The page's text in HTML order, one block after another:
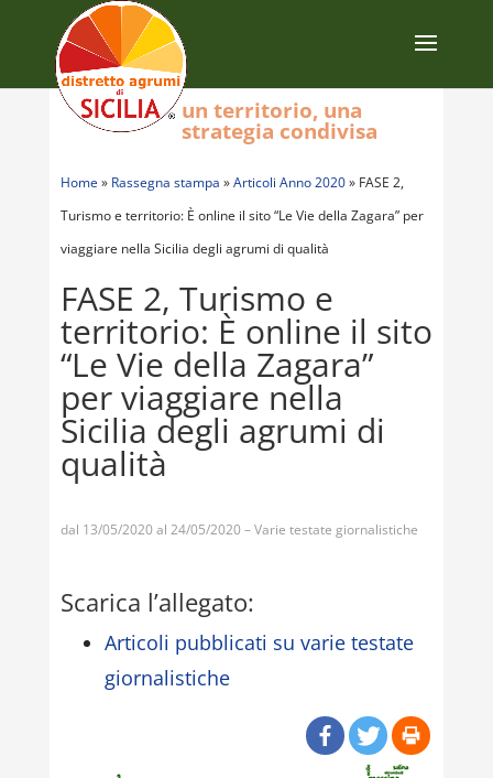
Home » Rassegna stampa »Articoli Anno 2020» FASE 2,
Turismo e territorio: È online il sito “Le Vie della Zagara” per
viaggiare nella Sicilia degli agrumi di qualità
FASE 2, Turismo e
territorio: È online il sito
“Le Vie della Zagara”
per viaggiare nella
Sicilia degli agrumi di
qualità
dal 13/05/2020 al 24/05/2020 – Varie testate giornalistiche
Scarica l’allegato:
Articoli pubblicati su varie testate
giornalistiche
un territorio, una
strategia condivisa